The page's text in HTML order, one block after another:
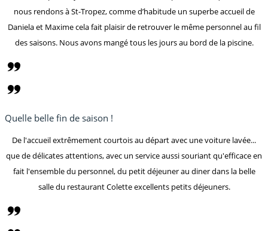
nous rendons à St-Tropez, comme d’habitude un superbe accueil de
Daniela et Maxime cela fait plaisir de retrouver le même personnel au fil
des saisons. Nous avons mangé tous les jours au bord de la piscine.
Quelle belle fin de saison !
De l'accueil extrêmement courtois au départ avec une voiture lavée...
que de délicates attentions, avec un service aussi souriant qu'efficace en
fait l'ensemble du personnel, du petit déjeuner au diner dans la belle
salle du restaurant Colette excellents petits déjeuners.